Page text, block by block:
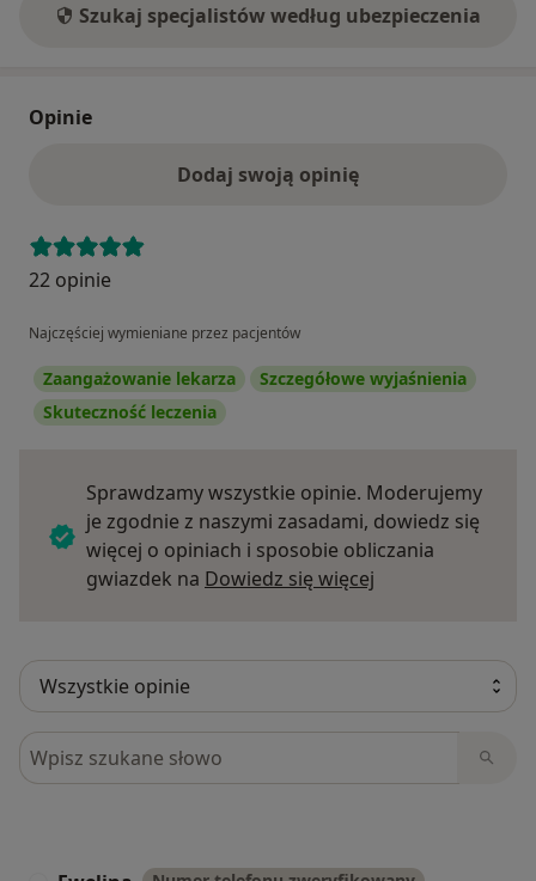
Szukaj specjalistów według ubezpieczenia
Opinie
Dodaj swoją opinię
22 opinie
Najczęściej wymieniane przez pacjentów
Zaangażowanie lekarza
Szczegółowe wyjaśnienia
Skuteczność leczenia
Sprawdzamy wszystkie opinie. Moderujemy
je zgodnie z naszymi zasadami, dowiedz się
więcej o opiniach i sposobie obliczania
gwiazdek na Dowiedz się więcej
Szukaj w opiniach